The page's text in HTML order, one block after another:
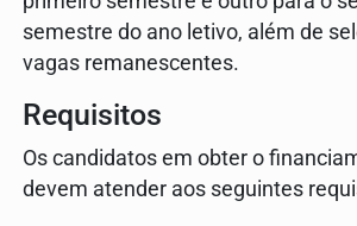
semestre do ano letivo, além de
vagas remanescentes.
Requisitos
Os candidatos em obter o
devem atender aos seguintes